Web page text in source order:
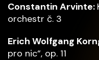
Constantin Arvinte:
orchestr č. 3
Erich Wolfgang
pro nic“, op. 11